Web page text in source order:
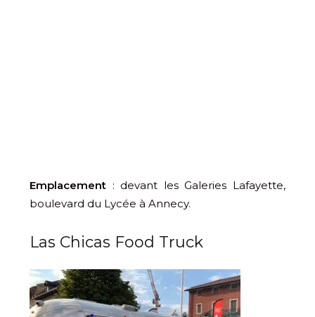
Emplacement : devant les Galeries Lafayette,
boulevard du Lycée à Annecy.
Las Chicas Food Truck